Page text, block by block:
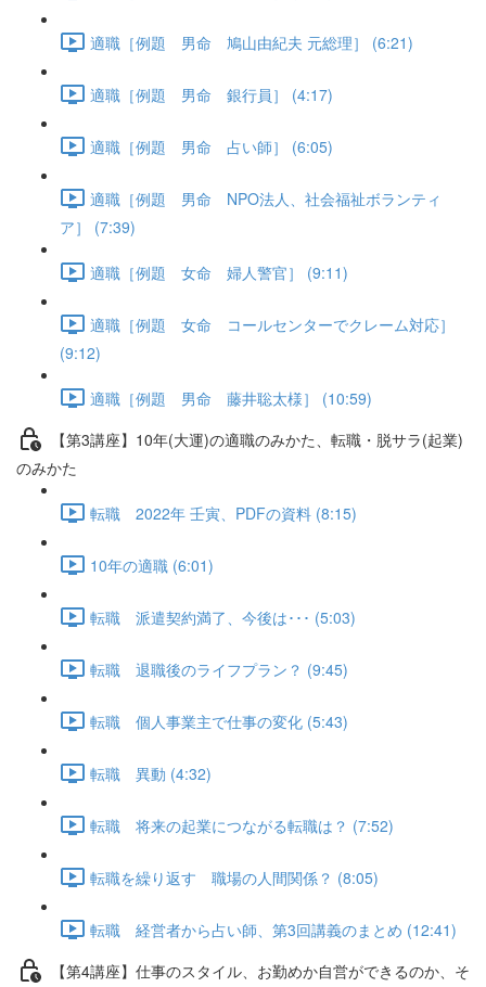
適職［例題 男命 鳩山由紀夫 元総理］ (6:21)
適職［例題 男命 銀行員］ (4:17)
適職［例題 男命 占い師］ (6:05)
適職［例題 男命 NPO法人、社会福祉ボランティ
ア］ (7:39)
適職［例題 女命 婦人警官］ (9:11)
適職［例題 女命 コールセンターでクレーム対応］
(9:12)
適職［例題 男命 藤井聡太様］ (10:59)
【第3講座】10年(大運)の適職のみかた、転職・脱サラ(起業)
のみかた
転職 2022年 壬寅、PDFの資料 (8:15)
10年の適職 (6:01)
転職 派遣契約満了、今後は･･･ (5:03)
転職 退職後のライフプラン？ (9:45)
転職 個人事業主で仕事の変化 (5:43)
転職 異動 (4:32)
転職 将来の起業につながる転職は？ (7:52)
転職を繰り返す 職場の人間関係？ (8:05)
転職 経営者から占い師、第3回講義のまとめ (12:41)
【第4講座】仕事のスタイル、お勤めか自営ができるのか、そ